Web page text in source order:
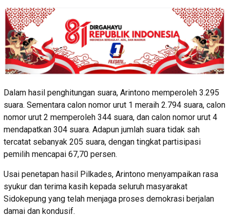
Dalam hasil penghitungan suara, Arintono memperoleh 3.295
suara. Sementara calon nomor urut 1 meraih 2.794 suara, calon
nomor urut 2 memperoleh 344 suara, dan calon nomor urut 4
mendapatkan 304 suara. Adapun jumlah suara tidak sah
tercatat sebanyak 205 suara, dengan tingkat partisipasi
pemilih mencapai 67,70 persen.
Usai penetapan hasil Pilkades, Arintono menyampaikan rasa
syukur dan terima kasih kepada seluruh masyarakat
Sidokepung yang telah menjaga proses demokrasi berjalan
damai dan kondusif.